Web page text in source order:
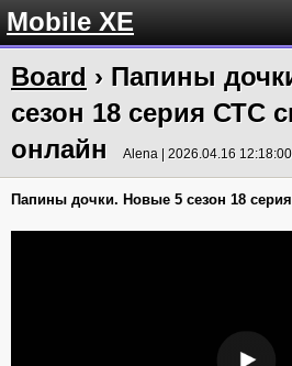
Mobile XE
Board › Папины
сезон 18 серия СТС
онлайн
Alena | 2026.04.16 12:18:00
Папины дочки. Новые 5 сезон 18